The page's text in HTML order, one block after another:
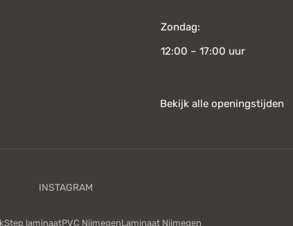
Zondag:
12:00 – 17:00 uur
Bekijk alle openingstijden
laminaatPVC NijmegenLaminaat Nijmegen